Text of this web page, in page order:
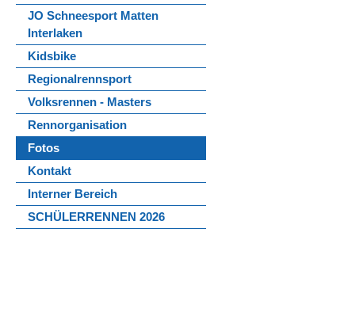
JO Schneesport Matten
Interlaken
Kidsbike
Regionalrennsport
Volksrennen - Masters
Rennorganisation
Fotos
Kontakt
Interner Bereich
SCHÜLERRENNEN 2026